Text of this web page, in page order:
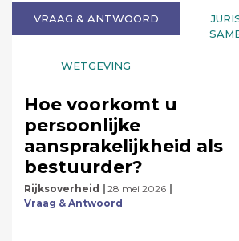
VRAAG & ANTWOORD
WETGEVING
Hoe voorkomt u
persoonlijke
aansprakelijkheid als
bestuurder?
Rijksoverheid
28 mei 2026
Vraag & Antwoord